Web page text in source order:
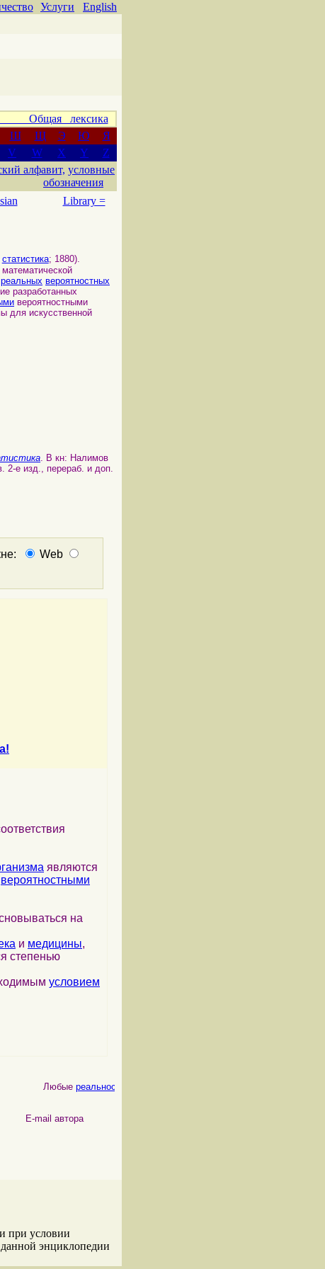
Услуги
English
Общая лексика
Ш Щ Э Ю
Я
V W X Y
Z
алфавит, условные
обозначения
Library =
статистика; 1880).
реальных вероятностных
разработанных
вероятностными
для искусственной
. В кн: Налимов
2-е изд., перераб. и доп.
Web
являются
вероятностными
на
и медицины,
степенью
условием
Любыереальности
автора
при условии
энциклопедии